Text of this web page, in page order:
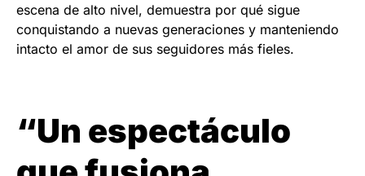
escena de alto nivel, demuestra por qué sigue
conquistando a nuevas generaciones y manteniendo
intacto el amor de sus seguidores más fieles.
“Un espectáculo